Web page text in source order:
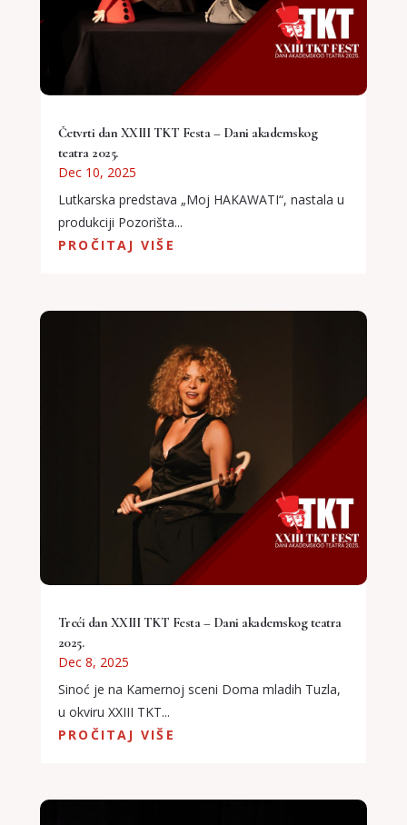
Četvrti dan XXIII TKT Festa – Dani akademskog
teatra 2025.
Dec 10, 2025
Lutkarska predstava „Moj HAKAWATI“, nastala u
produkciji Pozorišta...
PROČITAJ VIŠE
Treći dan XXIII TKT Festa – Dani akademskog teatra
2025.
Dec 8, 2025
Sinoć je na Kamernoj sceni Doma mladih Tuzla,
u okviru XXIII TKT...
PROČITAJ VIŠE